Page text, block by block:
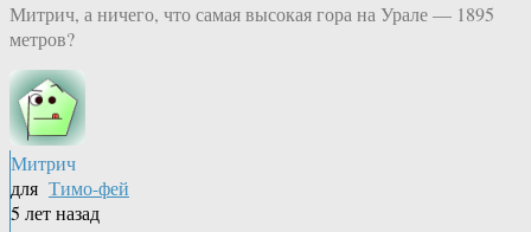
Митрич, а ничего, что самая высокая гора на Урале — 1895
метров?
Митрич
для Тимо-фей
5 лет назад